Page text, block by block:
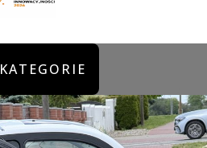
KATEGORIE